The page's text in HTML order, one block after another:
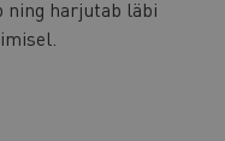
harjutab läbi